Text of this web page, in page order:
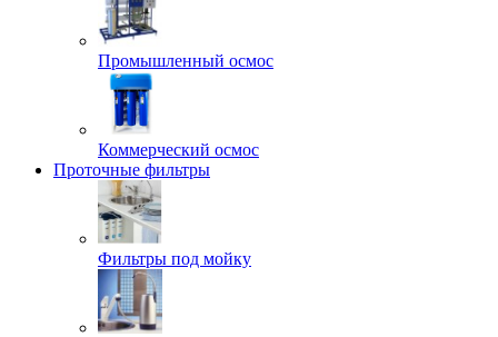
Промышленный осмос
Коммерческий осмос
Проточные фильтры
Фильтры под мойку